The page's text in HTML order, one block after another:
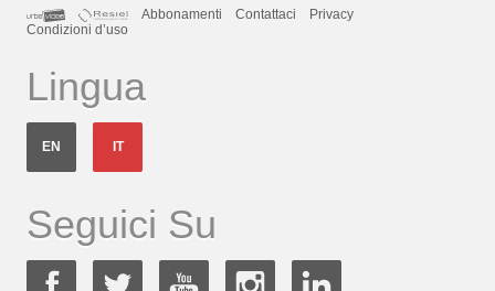
Abbonamenti
Contattaci
Privacy
Condizioni d’uso
Lingua
EN IT
Seguici Su